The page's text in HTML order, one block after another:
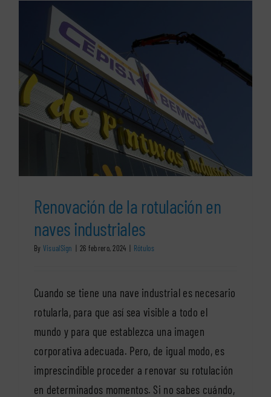
Renovación de la rotulación en
naves industriales
By VisualSign | 26 febrero, 2024 | Rótulos
Cuando se tiene una nave industrial es necesario
rotularla, para que así sea visible a todo el
mundo y para que establezca una imagen
corporativa adecuada. Pero, de igual modo, es
imprescindible proceder a renovar su rotulación
en determinados momentos. Si no sabes cuándo,